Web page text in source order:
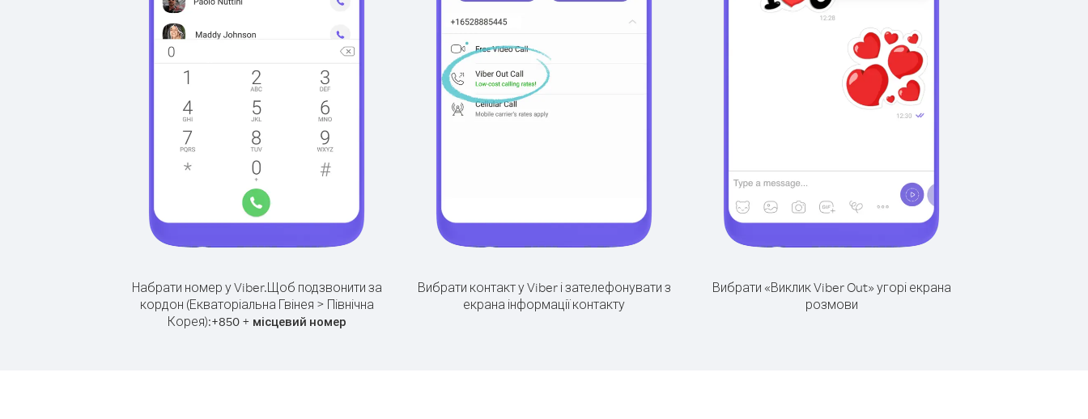
Набрати номер у Viber.Щоб подзвонити за
кордон (Екваторіальна Гвінея > Північна
Корея):+850+ місцевий номер
Вибрати контакт у Viber і зателефонувати з
екрана інформації контакту
Вибрати «Виклик Viber Out» угорі екрана
розмови